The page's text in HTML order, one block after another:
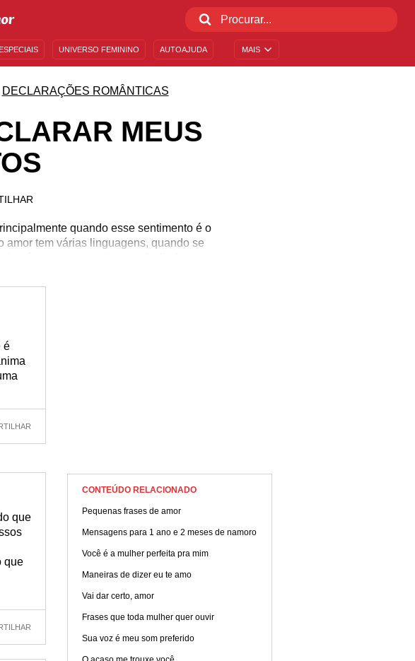
MAIS
UNIVERSO FEMININO AUTOAJUDA
DECLARAÇÕES ROMÂNTICAS
MEUS
quando esse sentimento é o
amor tem várias linguagens, quando se
é certa: um sentimento tão lindo como
diante da pessoa amada. O momento
que descrevem seu amor? Confira
é
que
que
CONTEÚDO RELACIONADO
Pequenas frases de amor
Mensagens para 1 ano e 2 meses de namoro
Você é a mulher perfeita pra mim
Maneiras de dizer eu te amo
Vai dar certo, amor
Frases que toda mulher quer ouvir
Sua voz é meu som preferido